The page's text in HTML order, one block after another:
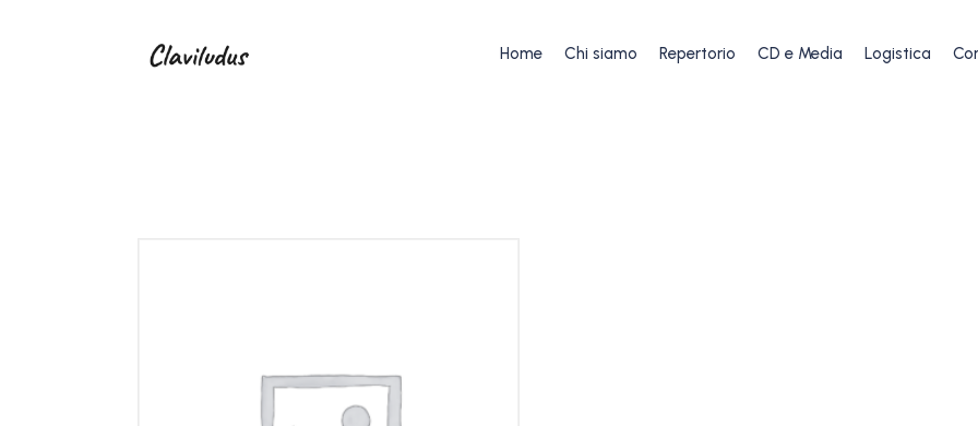
Home Chi siamo Repertorio CD e Media Logistica